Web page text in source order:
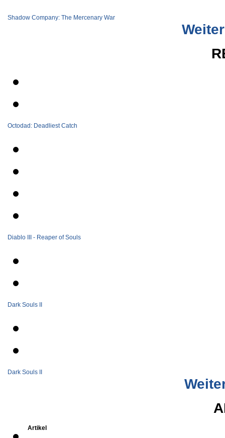
Shadow Company: The Mercenary War
Octodad: Deadliest Catch
Diablo III - Reaper of Souls
Dark Souls II
Dark Souls II
Artikel